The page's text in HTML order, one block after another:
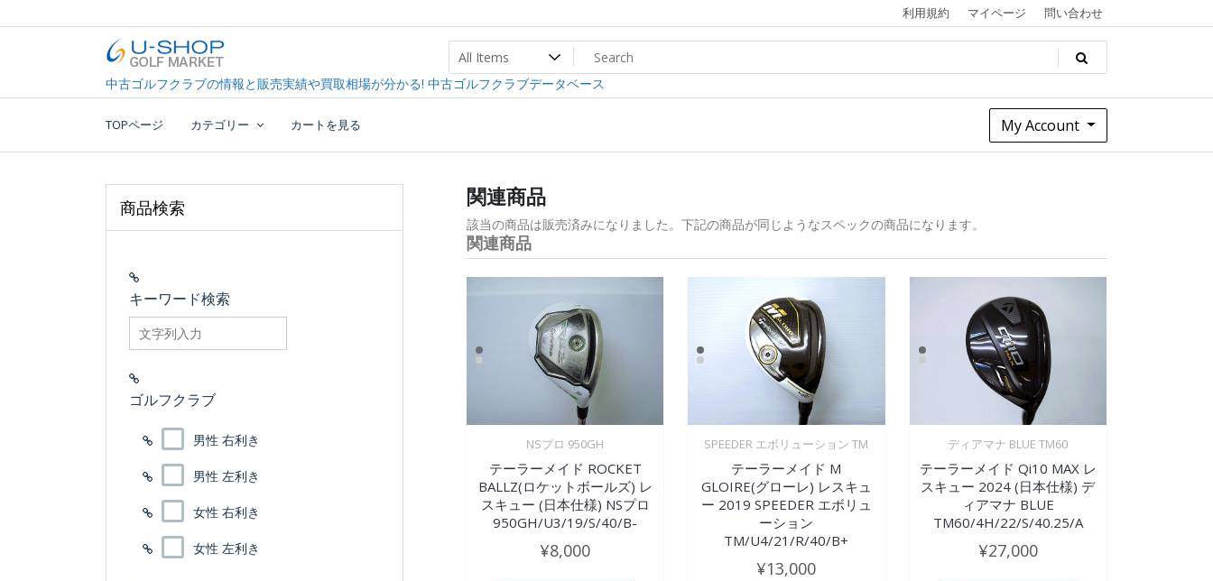
to
利用規約 マイページ 問い合わせ
U-SHOP Golf Market dev
中古ゴルフクラブ最大級！U-SHOPゴルフマーケット
中古ゴルフクラブの情報と販売実績や買取相場が分かる! 中古ゴルフクラブデータベース
TOPページ カテゴリー カートを見る My Account
関連商品
該当の商品は販売済みになりました。下記の商品が同じようなスペックの商品になります。
関連商品
NSプロ 950GH
テーラーメイド ROCKET
BALLZ(ロケットボールズ) レ
スキュー (日本仕様) NSプロ
950GH/U3/19/S/40/B-
¥8,000
SPEEDER エボリューション TM
テーラーメイド M
GLOIRE(グローレ) レスキュ
ー 2019 SPEEDER エボリュ
ーション
TM/U4/21/R/40/B+
¥13,000
ディアマナ BLUE TM60
テーラーメイド Qi10 MAX レ
スキュー 2024 (日本仕様) デ
ィアマナ BLUE
TM60/4H/22/S/40.25/A
¥27,000
商品検索
キーワード検索
searchfilter_pro
ゴルフクラブ
男性 右利き
男性 左利き
女性 右利き
女性 左利き